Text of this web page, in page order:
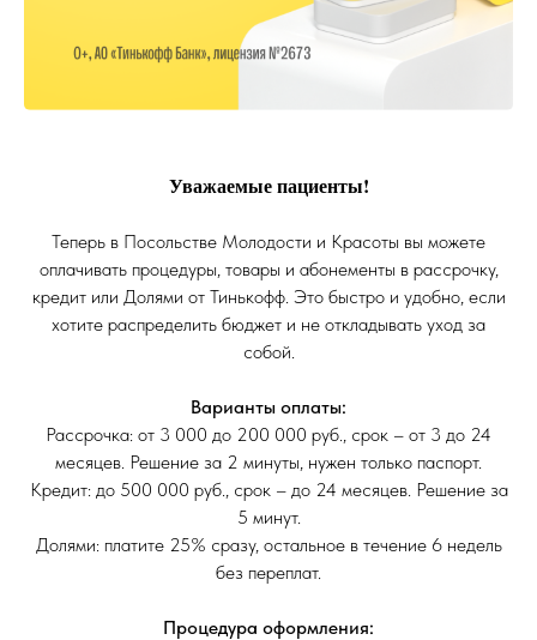
Уважаемые пациенты!
Теперь в Посольстве Молодости и Красоты вы можете
оплачивать процедуры, товары и абонементы в рассрочку,
кредит или Долями от Тинькофф. Это быстро и удобно, если
хотите распределить бюджет и не откладывать уход за
собой.
Варианты оплаты:
Рассрочка: от 3 000 до 200 000 руб., срок – от 3 до 24
месяцев. Решение за 2 минуты, нужен только паспорт.
Кредит: до 500 000 руб., срок – до 24 месяцев. Решение за
5 минут.
Долями: платите 25% сразу, остальное в течение 6 недель
без переплат.
Процедура оформления: